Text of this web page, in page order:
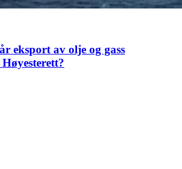
eksport av olje og gass